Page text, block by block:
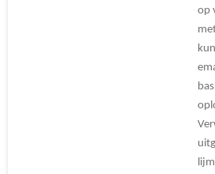
op